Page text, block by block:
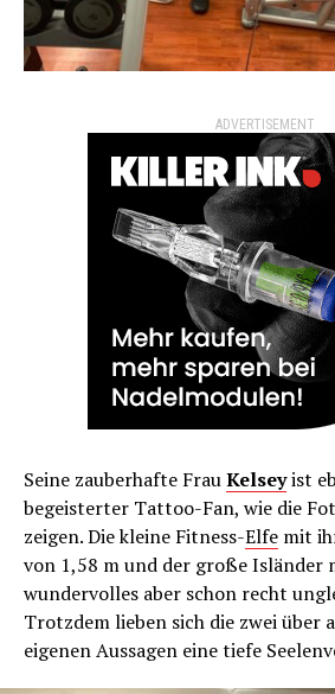
ADVERTISEMENT
Seine zauberhafte FrauKelseyist
begeisterter Tattoo-Fan, wie die
zeigen. Die kleine Fitness-Elfe mit
von 1,58 m und der große Isländer
wundervolles aber schon recht
Trotzdem lieben sich die zwei über
eigenen Aussagen eine tiefe